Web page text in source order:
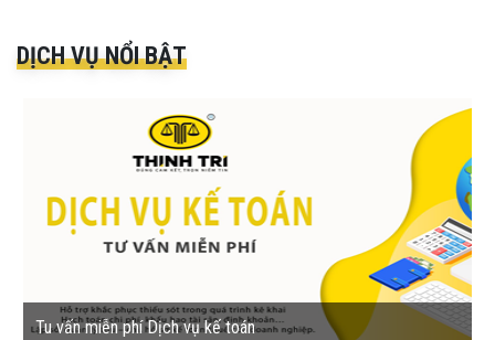
DỊCH VỤ NỔI BẬT
Tu vấn miễn phí Dịch vụ kế toán